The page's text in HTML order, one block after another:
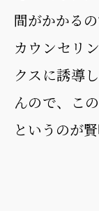
間がかかるの
カウンセリ
クスに誘導
んので、こ
というのが